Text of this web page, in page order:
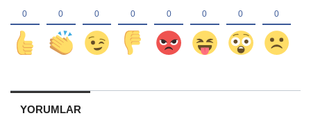
YORUMLAR